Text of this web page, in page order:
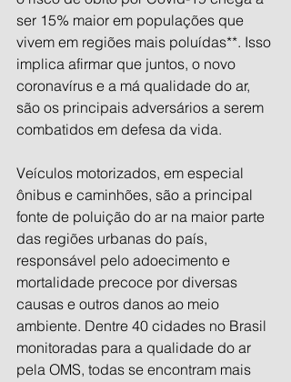
ser 15% maior em populações que
vivem em regiões mais poluídas**. Isso
implica afirmar que juntos, o novo
coronavírus e a má qualidade do ar,
são os principais adversários a serem
combatidos em defesa da vida.
Veículos motorizados, em especial
ônibus e caminhões, são a principal
fonte de poluição do ar na maior parte
das regiões urbanas do país,
responsável pelo adoecimento e
mortalidade precoce por diversas
causas e outros danos ao meio
ambiente. Dentre 40 cidades no Brasil
monitoradas para a qualidade do ar
pela OMS, todas se encontram mais